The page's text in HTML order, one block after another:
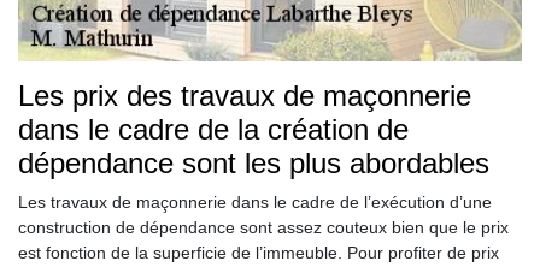
Les prix des travaux de maçonnerie
dans le cadre de la création de
dépendance sont les plus abordables
Les travaux de maçonnerie dans le cadre de l’exécution d’une
construction de dépendance sont assez couteux bien que le prix
est fonction de la superficie de l’immeuble. Pour profiter de prix